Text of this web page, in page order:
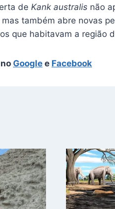
de Kank australis não
mas também abre novas
que habitavam a região
Google e Facebook